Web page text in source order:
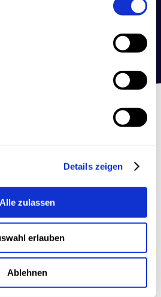
Details zeigen
Alle zulassen
erlauben
Ablehnen
Fahrplan ist ein
der OMH Online
Während der Erstellung des
ich strukturiert deine
basierend auf
für dich eine Online-
ab, die auf deine